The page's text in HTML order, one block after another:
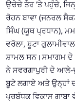
ਉਚੇਚੇ ਤੌਰ ‘ਤੇ ਪਹੁੰਚੇ,
ਰੋਹਨ ਬਾਵਾ (ਜਨਰਲ
ਸਿੰਘ (ਯੂਥ ਪ੍ਰਧਾਨ),
ਵਰੋਲਾ, ਬੂਟਾ
ਸ਼ਾਮਲ ਸਨ।ਸਮਾਗਮ
ਨੇ ਸਵਰਗਾਪੁਰੀ ਦੇ
ਬੂਟੇ ਲਗਾਏ ਅਤੇ ਉਨ੍ਹਾਂ
ਪ੍ਰਬੰਧਕ ਵਿਕਾਸ